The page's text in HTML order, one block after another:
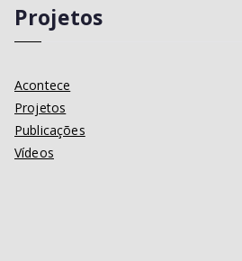
Projetos
Acontece
Projetos
Publicações
Vídeos